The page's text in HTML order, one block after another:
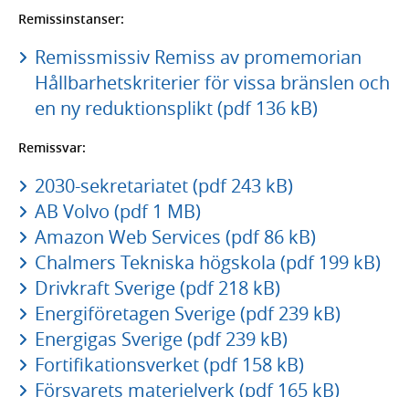
Remissinstanser:
Remissmissiv Remiss av promemorian
Hållbarhetskriterier för vissa bränslen och
en ny reduktionsplikt (pdf 136 kB)
Remissvar:
2030-sekretariatet (pdf 243 kB)
AB Volvo (pdf 1 MB)
Amazon Web Services (pdf 86 kB)
Chalmers Tekniska högskola (pdf 199 kB)
Drivkraft Sverige (pdf 218 kB)
Energiföretagen Sverige (pdf 239 kB)
Energigas Sverige (pdf 239 kB)
Fortifikationsverket (pdf 158 kB)
Försvarets materielverk (pdf 165 kB)